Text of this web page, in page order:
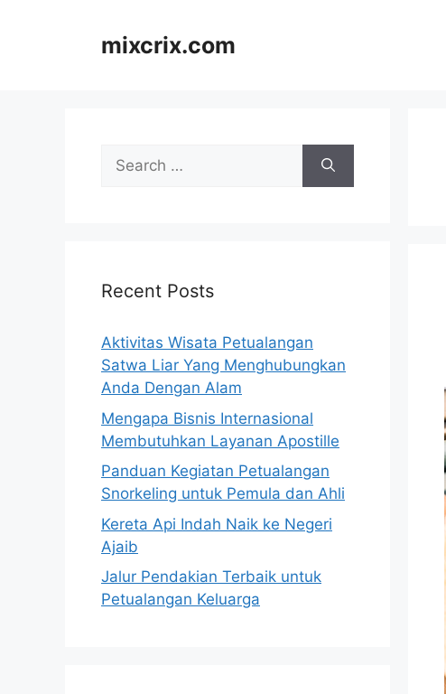
mixcrix.com
Search
for:
Recent Posts
Aktivitas Wisata Petualangan
Satwa Liar Yang Menghubungkan
Anda Dengan Alam
Mengapa Bisnis Internasional
Membutuhkan Layanan Apostille
Panduan Kegiatan Petualangan
Snorkeling untuk Pemula dan Ahli
Kereta Api Indah Naik ke Negeri
Ajaib
Jalur Pendakian Terbaik untuk
Petualangan Keluarga